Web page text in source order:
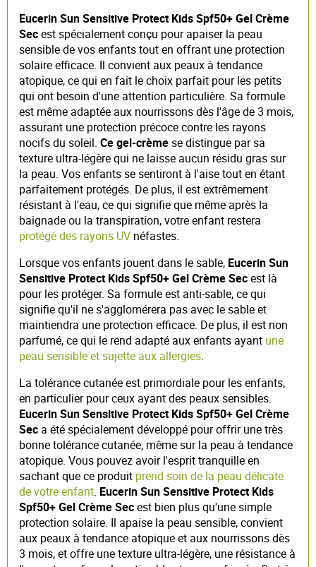
Eucerin Sun Sensitive Protect Kids Spf50+ Gel Crème
Secest spécialement conçu pour apaiser la peau
sensible de vos enfants tout en offrant une protection
solaire efficace. Il convient aux peaux à tendance
atopique, ce qui en fait le choix parfait pour les petits
qui ont besoin d'une attention particulière. Sa formule
est même adaptée aux nourrissons dès l'âge de 3 mois,
assurant une protection précoce contre les rayons
nocifs du soleil. Ce gel-crèmese distingue par sa
texture ultra-légère qui ne laisse aucun résidu gras sur
la peau. Vos enfants se sentiront à l'aise tout en étant
parfaitement protégés. De plus, il est extrêmement
résistant à l'eau, ce qui signifie que même après la
baignade ou la transpiration, votre enfant restera
protégé des rayons UV néfastes.
Lorsque vos enfants jouent dans le sable, Eucerin Sun
Sensitive Protect Kids Spf50+ Gel Crème Secest là
pour les protéger. Sa formule est anti-sable, ce qui
signifie qu'il ne s'agglomérera pas avec le sable et
maintiendra une protection efficace. De plus, il est non
parfumé, ce qui le rend adapté aux enfants ayant une
peau sensible et sujette aux allergies.
La tolérance cutanée est primordiale pour les enfants,
en particulier pour ceux ayant des peaux sensibles.
Eucerin Sun Sensitive Protect Kids Spf50+ Gel Crème
Sec a été spécialement développé pour offrir une très
bonne tolérance cutanée, même sur la peau à tendance
atopique. Vous pouvez avoir l'esprit tranquille en
sachant que ce produit prend soin de la peau délicate
de votre enfant. Eucerin Sun Sensitive Protect Kids
Spf50+ Gel Crème Secest bien plus qu'une simple
protection solaire. Il apaise la peau sensible, convient
aux peaux à tendance atopique et aux nourrissons dès
3 mois, et offre une texture ultra-légère, une résistance à